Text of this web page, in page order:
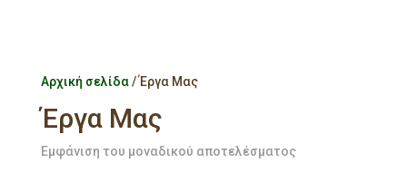
Αρχική σελίδα/ Έργα Μας
Έργα Μας
Εμφάνιση του μοναδικού αποτελέσματος